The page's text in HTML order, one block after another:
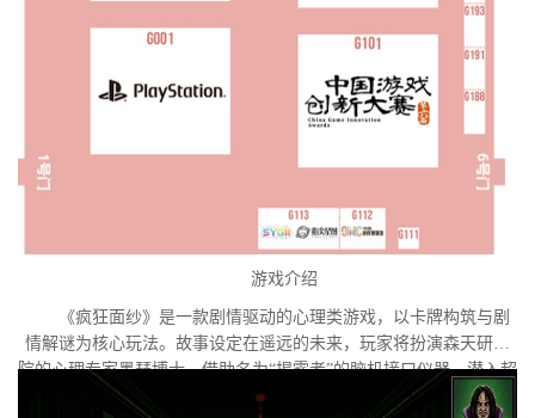
游戏介绍
《疯狂面纱》是一款剧情驱动的心理类游戏，以卡牌构筑与剧
情解谜为核心玩法。故事设定在遥远的未来，玩家将扮演森天研究
院的心理专家墨瑟博士，借助名为“揭露者”的脑机接口仪器，潜入超
自然疾病患者索菲亚的内心世界。索菲亚正面临意识异化的危机，